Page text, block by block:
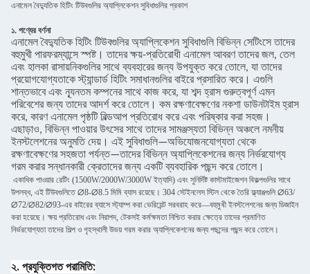
এনামেল বৈদ্যুতিক হিটিং টিউবগুলির অ্যাপ্লিকেশন সুবিধাগুলির প্রকাশ
১. পণ্যের বর্ণনা
এনামেল বৈদ্যুতিক হিটিং টিউবগুলির অ্যাপ্লিকেশন সুবিধাগুলি বিভিন্ন সেটিংসে তাদের
বহুমুখী পারফরম্যান্সে স্পষ্ট। তাদের ক্ষয়-প্রতিরোধী এনামেল আবরণ তাদের জল, তেল
এবং হালকা রাসায়নিকগুলির সাথে ব্যবহারের জন্য উপযুক্ত করে তোলে, যা তাদের
প্রয়োগযোগ্যতাকে স্ট্যান্ডার্ড হিটিং সমাধানগুলির বাইরে প্রসারিত করে। এগুলি
শান্তভাবে এবং ন্যূনতম কম্পনের সাথে কাজ করে, যা শব্দ হ্রাস গুরুত্বপূর্ণ এমন
পরিবেশের জন্য তাদের আদর্শ করে তোলে। কম রক্ষণাবেক্ষণের নকশা ডাউনটাইম হ্রাস
করে, কারণ এনামেল পৃষ্ঠটি বিল্ডআপ প্রতিরোধ করে এবং পরিষ্কার করা সহজ।
এছাড়াও, বিভিন্ন পাওয়ার উৎসের সাথে তাদের সামঞ্জস্যতা বিভিন্ন অঞ্চলে নমনীয়
ইনস্টলেশনের অনুমতি দেয়। এই সুবিধাগুলি—অভিযোজনযোগ্যতা থেকে
রক্ষণাবেক্ষণের সহজতা পর্যন্ত—তাদের বিভিন্ন অ্যাপ্লিকেশনের জন্য নির্ভরযোগ্য
গরম করার সন্ধানকারী ক্রেতাদের জন্য একটি ব্যবহারিক পছন্দ করে তোলে।
একাধিক পাওয়ার রেটিং (1500W/2000W/3000W ইত্যাদি) এবং সুনির্দিষ্ট কাস্টমাইজেশন বিকল্পগুলির সাথে
উপলব্ধ, এই টিউবগুলিতে ∅8-∅8.5 মিমি ব্যাস রয়েছে। 304 স্টেইনলেস স্টিল থেকে তৈরি ফ্ল্যাঞ্জগুলি ∅63/
∅72/∅82/∅93-এর বাইরের ব্যাসে স্ট্যাম্প করা ভেরিয়েন্ট সরবরাহ করে—বহুমুখী ইনস্টলেশনের জন্য ডিজাইন
করা হয়েছে। ক্ষয় প্রতিরোধ এবং নিরাপদ, টেকসই কর্মক্ষমতা নিশ্চিত করার ক্ষেত্রে তাদের প্রমাণিত
নির্ভরযোগ্যতা তাদের শিল্প ও গৃহস্থালী উভয় গরম করার অ্যাপ্লিকেশনের জন্য পছন্দের পছন্দ করে তোলে।
২. প্রযুক্তিগত পরামিতি: